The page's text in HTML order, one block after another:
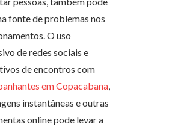
fonte de problemas nos
O uso
de redes sociais e
de encontros com
em Copacabana,
instantâneas e outras
online pode levar a